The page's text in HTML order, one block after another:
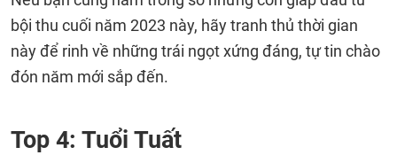
bội thu cuối năm 2023 này, hãy tranh thủ thời gian
này để rinh về những trái ngọt xứng đáng, tự tin chào
đón năm mới sắp đến.
Top 4: Tuổi Tuất